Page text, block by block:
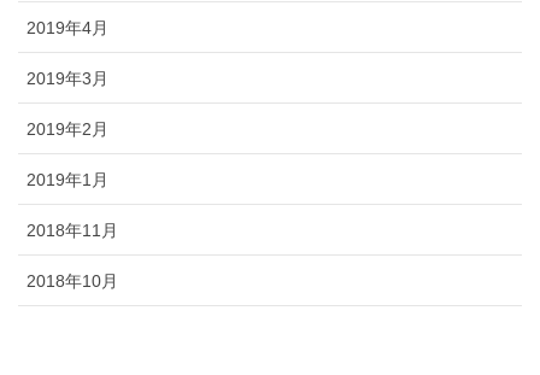
2019年4月
2019年3月
2019年2月
2019年1月
2018年11月
2018年10月